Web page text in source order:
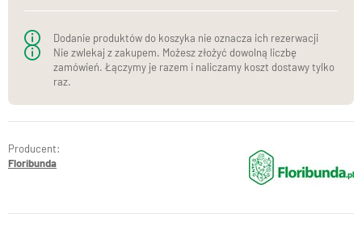
Producent:
Floribunda
Dodanie produktów do koszyka nie oznacza ich rezerwacji
Nie zwlekaj z zakupem. Możesz złożyć dowolną liczbę
zamówień. Łączymy je razem i naliczamy koszt dostawy tylko
raz.